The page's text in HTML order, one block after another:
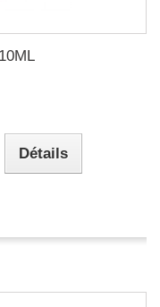
Détails